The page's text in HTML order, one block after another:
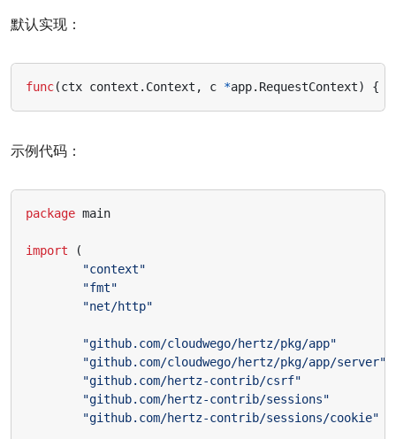
默认实现：
func(ctx context . Context , c *app. RequestContext) {
示例代码：
package main
import
(
"context"
"fmt"
"net/http"
"github.com/cloudwego/hertz/pkg/app"
"github.com/cloudwego/hertz/pkg/app/server"
"github.com/hertz-contrib/csrf"
"github.com/hertz-contrib/sessions"
"github.com/hertz-contrib/sessions/cookie"